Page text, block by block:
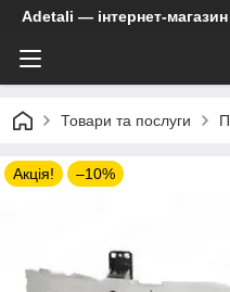
Adetali — інтернет-магазин
Товари та послуги
Акція! –10%